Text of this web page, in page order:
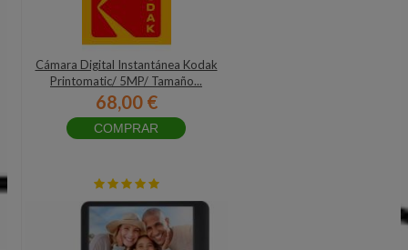
Cámara Digital Instantánea Kodak
Printomatic/ 5MP/ Tamaño...
68,00 €
COMPRAR